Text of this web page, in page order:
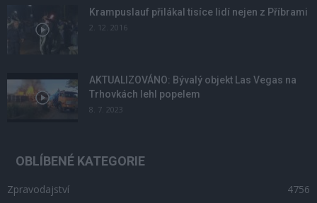
Krampuslauf přilákal tisíce lidí nejen z Příbrami
2. 12. 2016
AKTUALIZOVÁNO: Bývalý objekt Las Vegas na
Trhovkách lehl popelem
8. 7. 2023
OBLÍBENÉ KATEGORIE
Zpravodajství
4756